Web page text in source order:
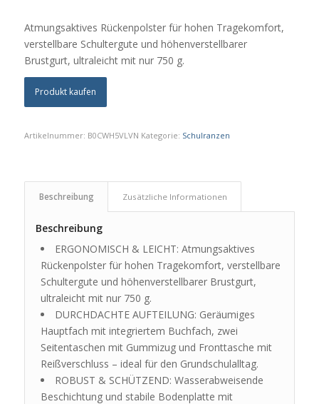
Atmungsaktives Rückenpolster für hohen Tragekomfort,
verstellbare Schultergute und höhenverstellbarer
Brustgurt, ultraleicht mit nur 750 g.
Produkt kaufen
Artikelnummer: B0CWH5VLVN Kategorie: Schulranzen
Beschreibung Zusätzliche Informationen
Beschreibung
ERGONOMISCH & LEICHT: Atmungsaktives
Rückenpolster für hohen Tragekomfort, verstellbare
Schultergute und höhenverstellbarer Brustgurt,
ultraleicht mit nur 750 g.
DURCHDACHTE AUFTEILUNG: Geräumiges
Hauptfach mit integriertem Buchfach, zwei
Seitentaschen mit Gummizug und Fronttasche mit
Reißverschluss – ideal für den Grundschulalltag.
ROBUST & SCHÜTZEND: Wasserabweisende
Beschichtung und stabile Bodenplatte mit